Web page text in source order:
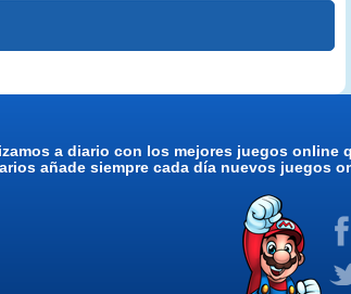
a diario con los mejores juegos online
añade siempre cada día nuevos juegos